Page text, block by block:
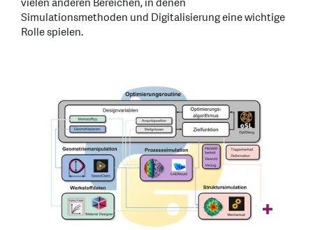
Simulationsmethoden und Digitalisierung eine wichtige
Rolle spielen.